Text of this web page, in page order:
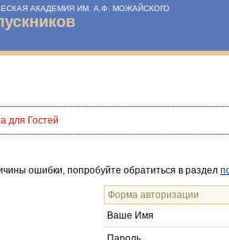
АКАДЕМИЯ ИМ. А.Ф. МОЖАЙСКОГО
для Гостей
ошибки, попробуйте обратиться в раздел
Форма авторизации
Ваше Имя